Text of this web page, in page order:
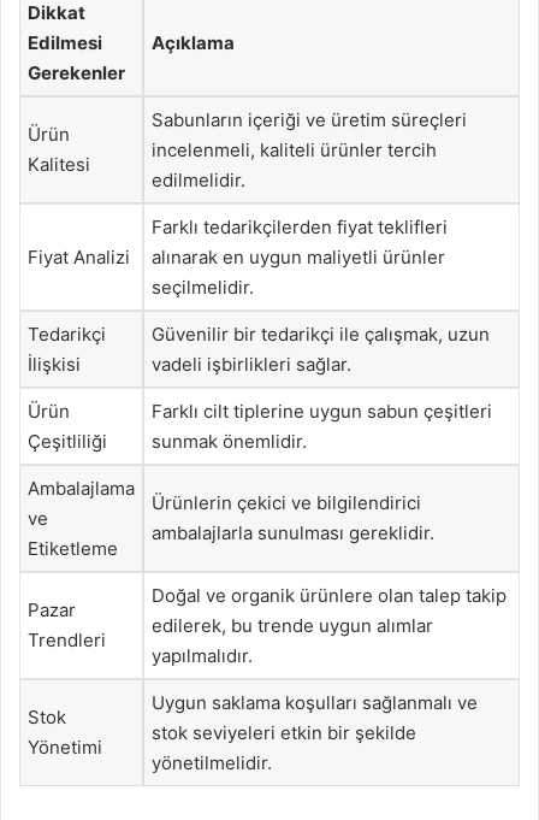
Dikkat
Edilmesi
Gerekenler
Açıklama
Ürün
Kalitesi
Sabunların içeriği ve üretim süreçleri
incelenmeli, kaliteli ürünler tercih
edilmelidir.
Fiyat Analizi
Farklı tedarikçilerden fiyat teklifleri
alınarak en uygun maliyetli ürünler
seçilmelidir.
Tedarikçi
İlişkisi
Güvenilir bir tedarikçi ile çalışmak, uzun
vadeli işbirlikleri sağlar.
Ürün
Çeşitliliği
Farklı cilt tiplerine uygun sabun çeşitleri
sunmak önemlidir.
Ambalajlama
ve
Etiketleme
Ürünlerin çekici ve bilgilendirici
ambalajlarla sunulması gereklidir.
Pazar
Trendleri
Doğal ve organik ürünlere olan talep takip
edilerek, bu trende uygun alımlar
yapılmalıdır.
Stok
Yönetimi
Uygun saklama koşulları sağlanmalı ve
stok seviyeleri etkin bir şekilde
yönetilmelidir.